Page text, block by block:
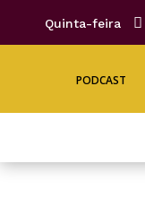
Quinta-feira
PODCAST